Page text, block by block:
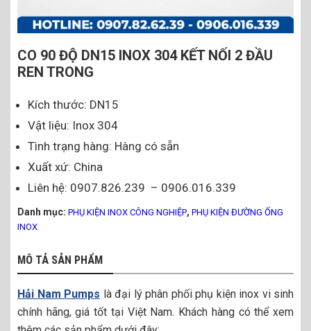
CO 90 ĐỘ DN15 INOX 304 KẾT NỐI 2 ĐẦU
REN TRONG
Kích thước: DN15
Vật liệu: Inox 304
Tình trạng hàng: Hàng có sẵn
Xuất xứ: China
Liên hệ: 0907.826.239 – 0906.016.339
Danh mục: PHỤ KIỆN INOX CÔNG NGHIỆP, PHỤ KIỆN ĐƯỜNG ỐNG
INOX
MÔ TẢ SẢN PHẨM
Hải Nam Pumps là đại lý phân phối phụ kiện inox vi sinh
chính hãng, giá tốt tại Việt Nam. Khách hàng có thể xem